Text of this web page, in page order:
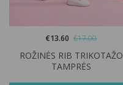
ROŽINĖS RIB TRIKOTAŽO
TAMPRĖS
€13.60 €17.00